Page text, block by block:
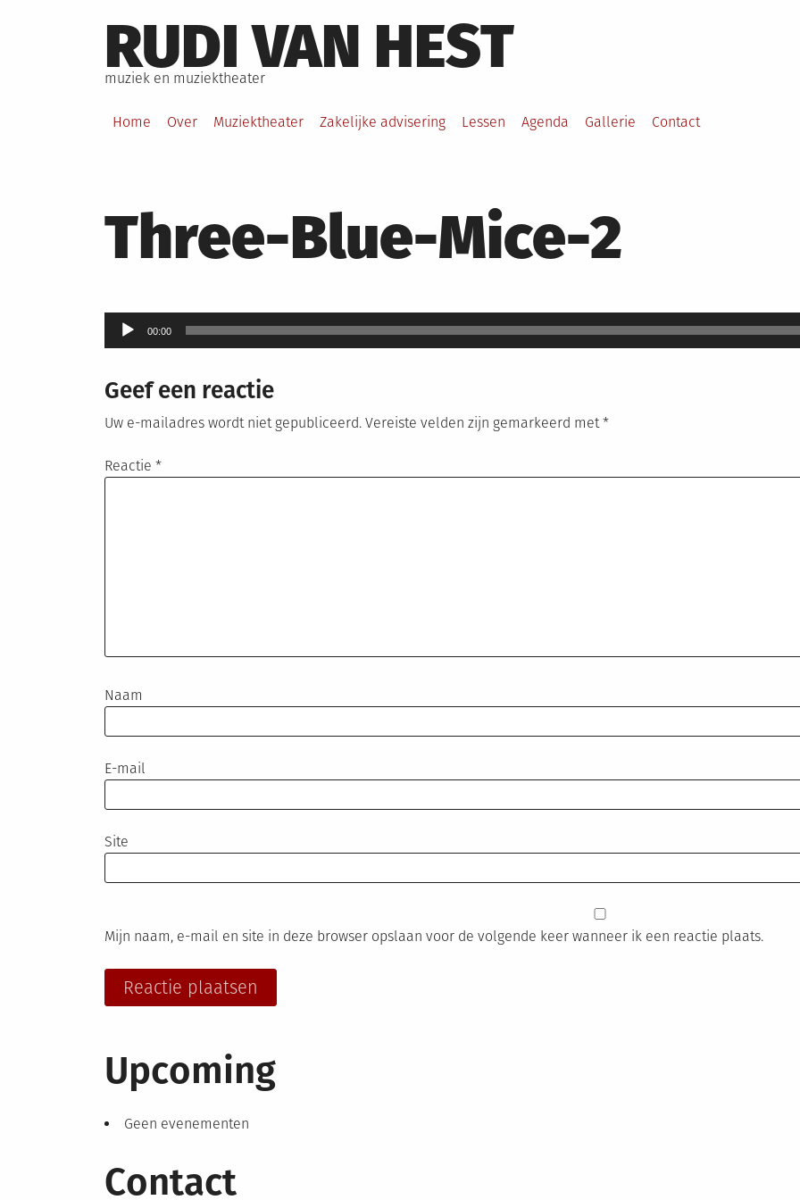
to
content
RUDI VAN HEST
muziek en muziektheater
Home Over Muziektheater Zakelijke advisering Lessen Agenda Gallerie Contact
Three-Blue-Mice-2
Audiospeler
00:00
Geef een reactie
Uw e-mailadres wordt niet gepubliceerd. Vereiste velden zijn gemarkeerd met*
Reactie *
Naam
E-mail
Site
Mijn naam, e-mail en site in deze browser opslaan voor de volgende keer wanneer ik een reactie plaats.
Upcoming
Geen evenementen
Contact